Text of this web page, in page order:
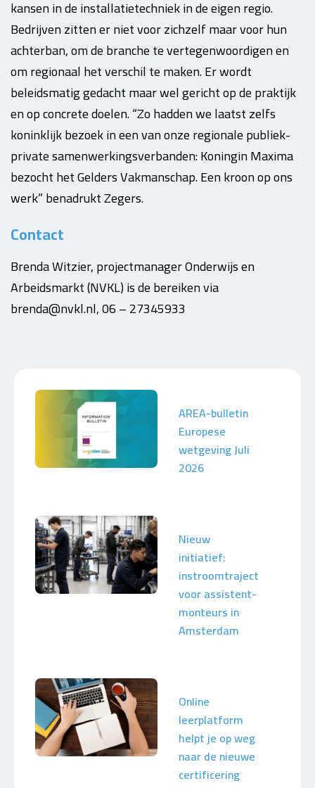
kansen in de installatietechniek in de eigen regio.
Bedrijven zitten er niet voor zichzelf maar voor hun
achterban, om de branche te vertegenwoordigen en
om regionaal het verschil te maken. Er wordt
beleidsmatig gedacht maar wel gericht op de praktijk
en op concrete doelen. “Zo hadden we laatst zelfs
koninklijk bezoek in een van onze regionale publiek-
private samenwerkingsverbanden: Koningin Maxima
bezocht het Gelders Vakmanschap. Een kroon op ons
werk” benadrukt Zegers.
Contact
Brenda Witzier, projectmanager Onderwijs en
Arbeidsmarkt (NVKL) is de bereiken via
brenda@nvkl.nl, 06 – 27345933
AREA-bulletin
Europese
wetgeving Juli
2026
Nieuw
initiatief:
instroomtraject
voor assistent-
monteurs in
Amsterdam
Online
leerplatform
helpt je op weg
naar de nieuwe
certificering